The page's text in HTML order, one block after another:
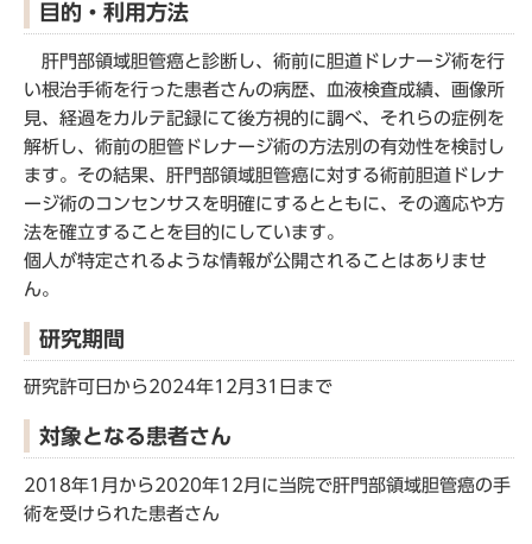
目的・利用方法
肝門部領域胆管癌と診断し、術前に胆道ドレナージ術を行
い根治手術を行った患者さんの病歴、血液検査成績、画像所
見、経過をカルテ記録にて後方視的に調べ、それらの症例を
解析し、術前の胆管ドレナージ術の方法別の有効性を検討し
ます。その結果、肝門部領域胆管癌に対する術前胆道ドレナ
ージ術のコンセンサスを明確にするとともに、その適応や方
法を確立することを目的にしています。
個人が特定されるような情報が公開されることはありませ
ん。
研究期間
研究許可日から2024年12月31日まで
対象となる患者さん
2018年1月から2020年12月に当院で肝門部領域胆管癌の手
術を受けられた患者さん